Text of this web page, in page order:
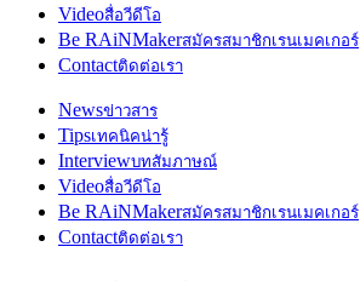
Videoสื่อวีดีโอ
Be RAiNMakerสมัครสมาชิกเรนเมคเกอร์
Contactติดต่อเรา
Newsข่าวสาร
Tipsเทคนิคน่ารู้
Interviewบทสัมภาษณ์
Videoสื่อวีดีโอ
Be RAiNMakerสมัครสมาชิกเรนเมคเกอร์
Contactติดต่อเรา